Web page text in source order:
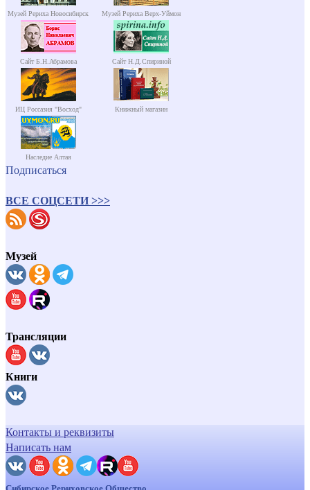
Музей Рериха Новосибирск Музей Рериха Верх-Уймон
Сайт Б.Н.Абрамова Сайт Н.Д.Спириной
ИЦ Россазия "Восход" Книжный магазин
Наследие Алтая
Подписаться
ВСЕ СОЦСЕТИ >>>
Музей
Трансляции
Книги
Контакты и реквизиты
Написать нам